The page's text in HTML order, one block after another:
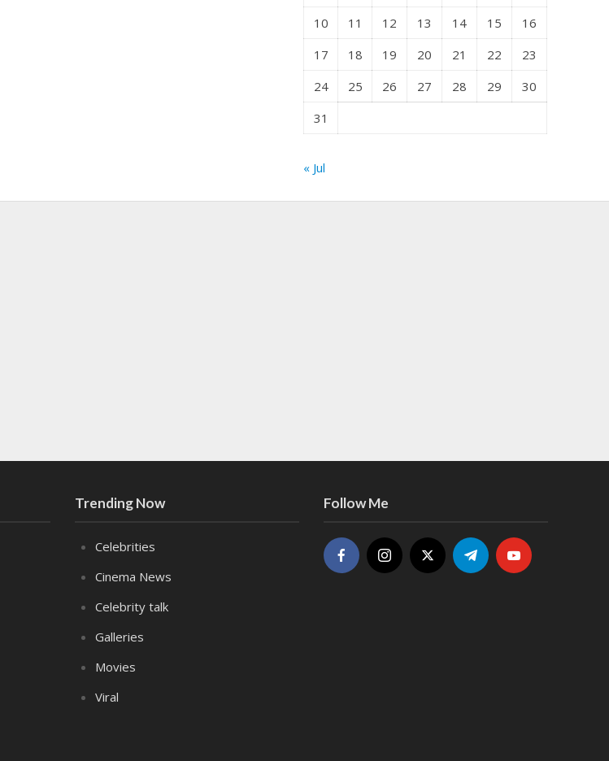
10
11 12 13 14 15
16
17
18 19 20 21 22
23
24
25 26 27 28 29
30
31
« Jul
Trending Now
Celebrities
Cinema News
Celebrity talk
Galleries
Movies
Viral
Follow Me